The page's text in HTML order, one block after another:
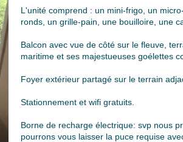
L'unité comprend : un mini-frigo, un
ronds, un grille-pain, une bouilloire, une
Balcon avec vue de côté sur le fleuve,
maritime et ses majestueuses goélettes
Foyer extérieur partagé sur le terrain
Stationnement et wifi gratuits.
Borne de recharge électrique: svp nous
pourrons vous laisser la puce requise